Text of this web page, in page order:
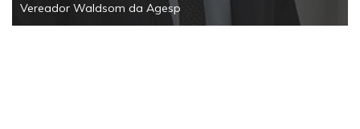
Vereador Waldsom da Agesp